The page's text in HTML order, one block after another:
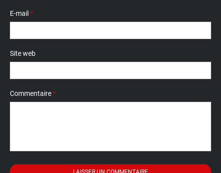
E-mail *
Site web
Commentaire*